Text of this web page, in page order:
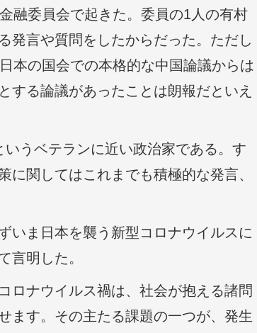
融委員会で起きた。委員の1人の有村
発言や質問をしたからだった。ただし
本の国会での本格的な中国論議からは
する論議があったことは朗報だといえ
うベテランに近い政治家である。す
関してはこれまでも積極的な発言、
いま日本を襲う新型コロナウイルスに
言明した。
ロナウイルス禍は、社会が抱える諸問
ます。その主たる課題の一つが、発生